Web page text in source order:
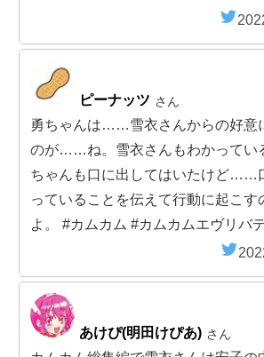
ピーナッツ さん
勇ちゃんは……雪衣さんからの好意
のが……ね。雪衣さんもわかってい
ちゃんも口に出してはいたけど……
っていることを伝えて行動に起こす
よ。 #カムカム #カムカムエヴリバ
あけぴ(明田けぴあ) さん